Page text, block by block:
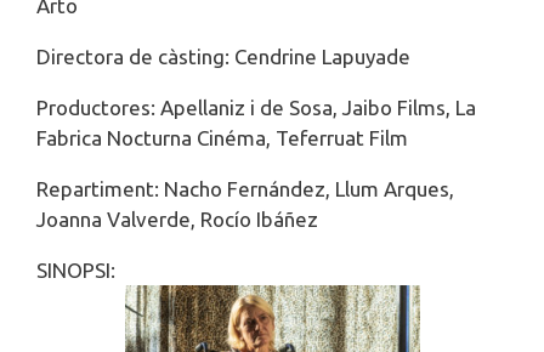
Arto
Directora de càsting: Cendrine Lapuyade
Productores: Apellaniz i de Sosa, Jaibo Films, La
Fabrica Nocturna Cinéma, Teferruat Film
Repartiment: Nacho Fernández, Llum Arques,
Joanna Valverde, Rocío Ibáñez
SINOPSI: